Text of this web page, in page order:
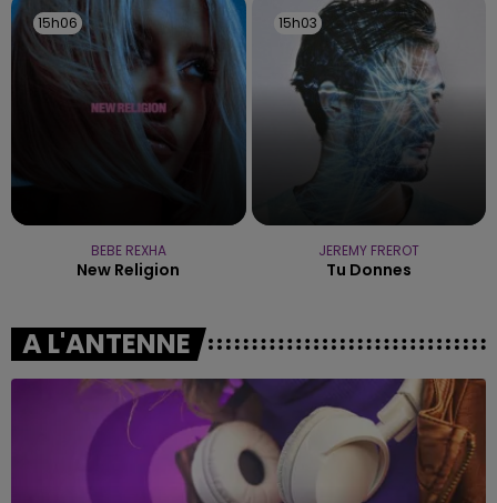
15h06
15h06
BEBE REXHA
New Religion
15h03
15h03
JEREMY FREROT
Tu Donnes
A L'ANTENNE